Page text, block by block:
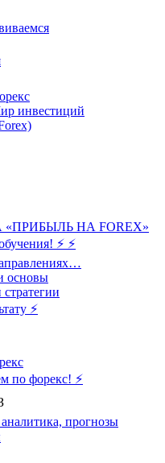
инвестиций
НА FOREX»
⚡ ⚡
основы
⚡️
по форекс! ⚡
прогнозы